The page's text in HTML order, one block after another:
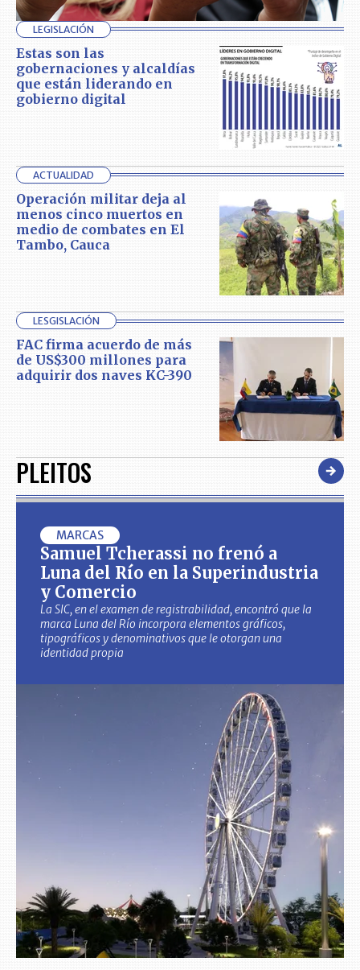
LEGISLACIÓN
Estas son las
gobernaciones y alcaldías
que están liderando en
gobierno digital
ACTUALIDAD
Operación militar deja al
menos cinco muertos en
medio de combates en El
Tambo, Cauca
LESGISLACIÓN
FAC firma acuerdo de más
de US$300 millones para
adquirir dos naves KC-390
PLEITOS
MARCAS
Samuel Tcherassi no frenó a
Luna del Río en la Superindustria
y Comercio
La SIC, en el examen de registrabilidad, encontró que la
marca Luna del Río incorpora elementos gráficos,
tipográficos y denominativos que le otorgan una
identidad propia